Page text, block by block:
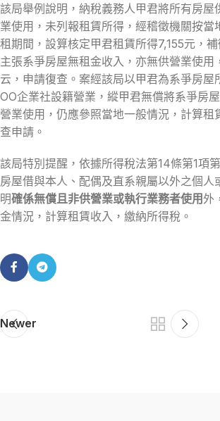
該局舉例說明，納稅義務人甲君將所有房
業使用，未列報租賃所得，經稽徵機關按當
租期間，設算核定甲君租賃所得7,155元，
主張系爭房屋無租金收入，亦無供營業使用
云，申請復查。案經該局以甲君為系爭房屋
ΟΟ企業社設籍營業，縱甲君無償將系爭房
營業使用，仍應參照當地一般情況，計算租
查申請。
該局特別提醒，依據所得稅法第14條第1項
房屋借與本人、配偶及直系親屬以外之個人
明確係無償且非供營業或執行業務者使用外
金情況，計算租賃收入，繳納所得稅。
Newer